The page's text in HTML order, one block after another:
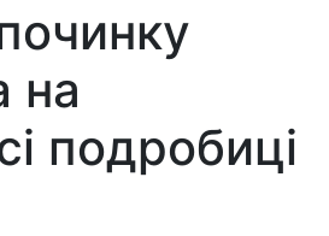
на
подробиці